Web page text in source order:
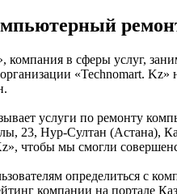
компания в сферы услуг,
«Technomart.
услуги по ремонту
23, Нур-Султан (Астана),
чтобы мы смогли
определиться с
компании на портале